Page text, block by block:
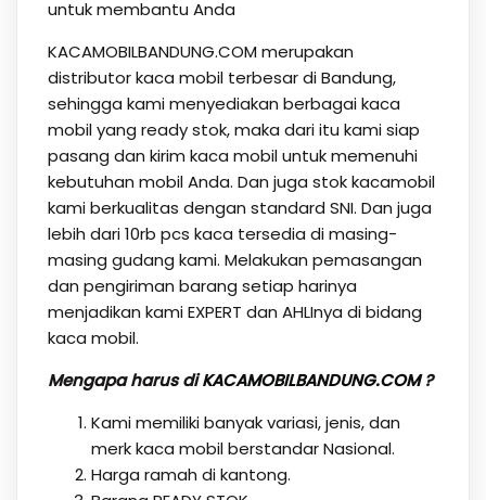
untuk membantu Anda
KACAMOBILBANDUNG.COM merupakan
distributor kaca mobil terbesar di Bandung,
sehingga kami menyediakan berbagai kaca
mobil yang ready stok, maka dari itu kami siap
pasang dan kirim kaca mobil untuk memenuhi
kebutuhan mobil Anda. Dan juga stok kacamobil
kami berkualitas dengan standard SNI. Dan juga
lebih dari 10rb pcs kaca tersedia di masing-
masing gudang kami. Melakukan pemasangan
dan pengiriman barang setiap harinya
menjadikan kami EXPERT dan AHLInya di bidang
kaca mobil.
Mengapa harus diKACAMOBILBANDUNG.COM?
Kami memiliki banyak variasi, jenis, dan
merk kaca mobil berstandar Nasional.
Harga ramah di kantong.